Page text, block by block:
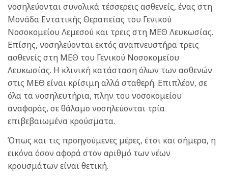
νοσηλεύονται συνολικά τέσσερεις ασθενείς, ένας στη
Μονάδα Εντατικής Θεραπείας του Γενικού
Νοσοκομείου Λεμεσού και τρεις στη ΜΕΘ Λευκωσίας.
Επίσης, νοσηλεύονται εκτός αναπνευστήρα τρεις
ασθενείς στη ΜΕΘ του Γενικού Νοσοκομείου
Λευκωσίας. Η κλινική κατάσταση όλων των ασθενών
στις ΜΕΘ είναι κρίσιμη αλλά σταθερή. Επιπλέον, σε
όλα τα νοσηλευτήρια, πλην του νοσοκομείου
αναφοράς, σε θάλαμο νοσηλεύονται τρία
επιβεβαιωμένα κρούσματα.
Όπως και τις προηγούμενες μέρες, έτσι και σήμερα, η
εικόνα όσον αφορά στον αριθμό των νέων
κρουσμάτων είναι θετική.